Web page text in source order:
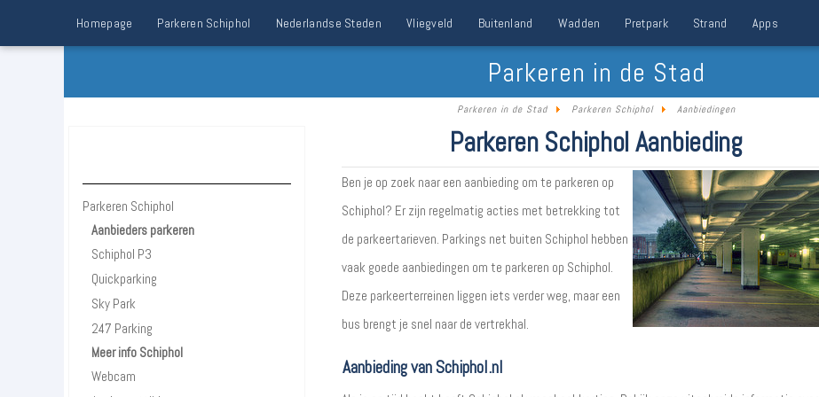
Homepage Parkeren Schiphol Nederlandse Steden Vliegveld Buitenland Wadden Pretpark Strand Apps
Parkeren in de Stad
Parkeren in de Stad Parkeren Schiphol Aanbiedingen
Parkeren Schiphol
Aanbieders parkeren
Schiphol P3
Quickparking
Sky Park
247 Parking
Meer info Schiphol
Webcam
Parkeren Schiphol Aanbieding
Ben je op zoek naar een aanbieding om te parkeren op
Schiphol? Er zijn regelmatig acties met betrekking tot
de parkeertarieven. Parkings net buiten Schiphol hebben
vaak goede aanbiedingen om te parkeren op Schiphol.
Deze parkeerterreinen liggen iets verder weg, maar een
bus brengt je snel naar de vertrekhal.
Aanbieding van Schiphol.nl